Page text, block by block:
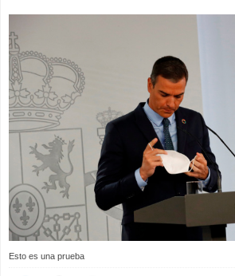
Esto es una prueba